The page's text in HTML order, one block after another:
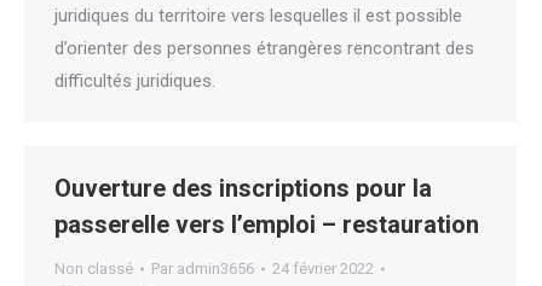
juridiques du territoire vers lesquelles il est possible
d’orienter des personnes étrangères rencontrant des
difficultés juridiques.
Ouverture des inscriptions pour la
passerelle vers l’emploi – restauration
Non classé Par admin3656
24 février 2022